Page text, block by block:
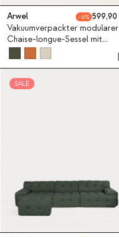
Arwel 6
599,90
Vakuumverpackter modularer
Chaise-longue-Sessel mit
Pouf-Modul aus Stoff Rhys
SALE